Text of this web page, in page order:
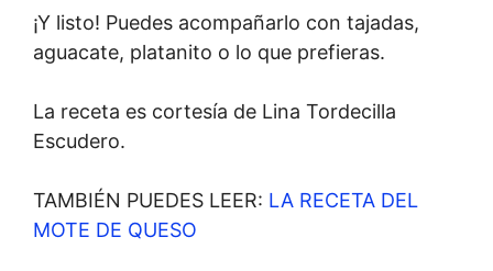
¡Y listo! Puedes acompañarlo con tajadas,
aguacate, platanito o lo que prefieras.
La receta es cortesía de Lina Tordecilla
Escudero.
TAMBIÉN PUEDES LEER: LA RECETA DEL
MOTE DE QUESO